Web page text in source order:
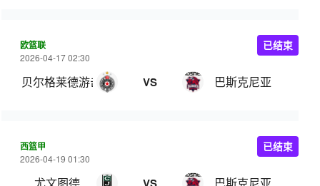
欧篮联
2026-04-17 02:30
贝尔格莱德游击 VS 巴斯克尼亚
已结束
西篮甲
2026-04-19 01:30
已结束